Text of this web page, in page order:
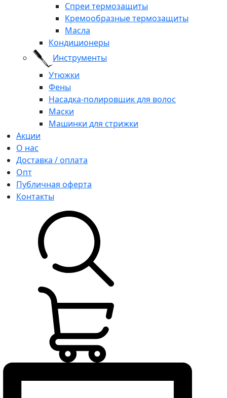
Спреи термозащиты
Кремообразные термозащиты
Масла
Кондиционеры
Инструменты
Утюжки
Фены
Насадка-полировщик для волос
Маски
Машинки для стрижки
Акции
О нас
Доставка / оплата
Опт
Публичная оферта
Контакты